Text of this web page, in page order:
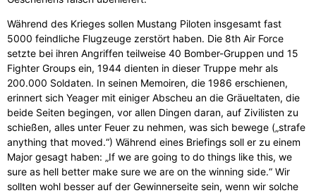
Während des Krieges sollen Mustang Piloten insgesamt fast
5000 feindliche Flugzeuge zerstört haben. Die 8th Air Force
setzte bei ihren Angriffen teilweise 40 Bomber-Gruppen und 15
Fighter Groups ein, 1944 dienten in dieser Truppe mehr als
200.000 Soldaten. In seinen Memoiren, die 1986 erschienen,
erinnert sich Yeager mit einiger Abscheu an die Gräueltaten, die
beide Seiten begingen, vor allen Dingen daran, auf Zivilisten zu
schießen, alles unter Feuer zu nehmen, was sich bewege („strafe
anything that moved.“) Während eines Briefings soll er zu einem
Major gesagt haben: „If we are going to do things like this, we
sure as hell better make sure we are on the winning side.“ Wir
sollten wohl besser auf der Gewinnerseite sein, wenn wir solche